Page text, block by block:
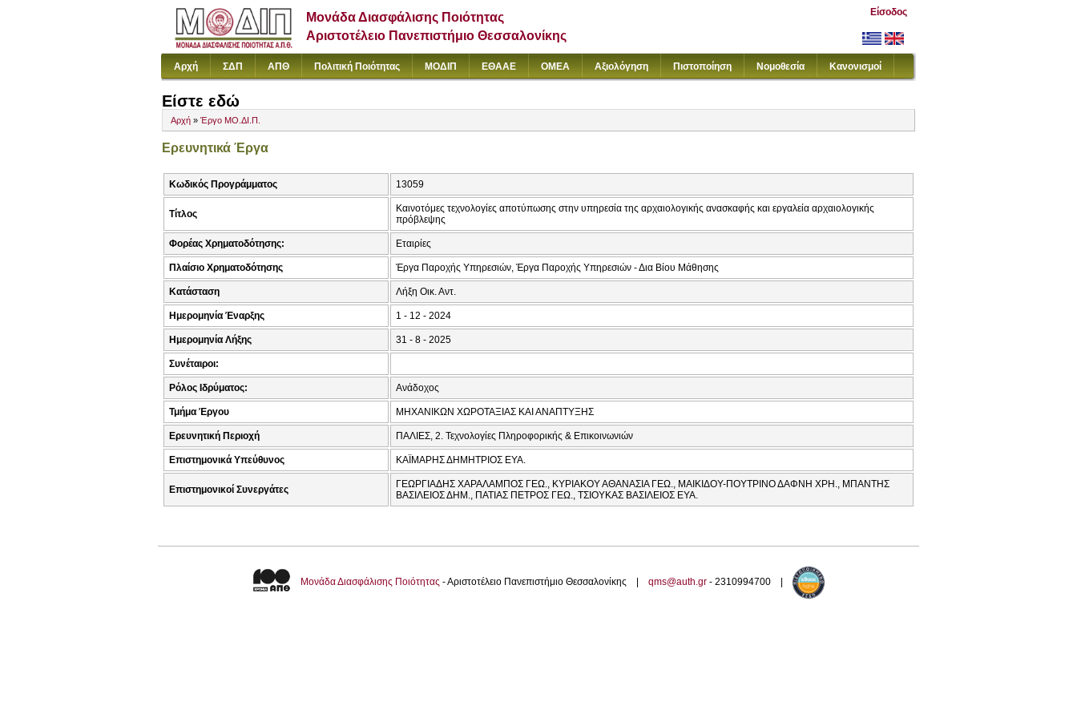
Μονάδα Διασφάλισης Ποιότητας
Αριστοτέλειο Πανεπιστήμιο Θεσσαλονίκης
Είσοδος
Αρχή ΣΔΠ ΑΠΘ Πολιτική Ποιότητας ΜΟΔΙΠ ΕΘΑΑΕ ΟΜΕΑ Αξιολόγηση Πιστοποίηση Νομοθεσία Κανονισμοί
Είστε εδώ
Αρχή » Έργο ΜΟ.ΔΙ.Π.
Ερευνητικά Έργα
Κωδικός Προγράμματος 13059
Τίτλος
Καινοτόμες τεχνολογίες αποτύπωσης στην υπηρεσία της αρχαιολογικής ανασκαφής και εργαλεία αρχαιολογικής
πρόβλεψης
Φορέας Χρηματοδότησης: Εταιρίες
Πλαίσιο Χρηματοδότησης Έργα Παροχής Υπηρεσιών, Έργα Παροχής Υπηρεσιών - Δια Βίου Μάθησης
Κατάσταση Λήξη Οικ. Αντ.
Ημερομηνία Έναρξης 1 - 12 - 2024
Ημερομηνία Λήξης 31 - 8 - 2025
Συνέταιροι:
Ρόλος Ιδρύματος: Ανάδοχος
Τμήμα Έργου ΜΗΧΑΝΙΚΩΝ ΧΩΡΟΤΑΞΙΑΣ ΚΑΙ ΑΝΑΠΤΥΞΗΣ
Ερευνητική Περιοχή ΠΑΛΙΕΣ, 2. Τεχνολογίες Πληροφορικής & Επικοινωνιών
Επιστημονικά Υπεύθυνος ΚΑΪΜΑΡΗΣ ΔΗΜΗΤΡΙΟΣ ΕΥΑ.
Επιστημονικοί Συνεργάτες
ΓΕΩΡΓΙΑΔΗΣ ΧΑΡΑΛΑΜΠΟΣ ΓΕΩ., ΚΥΡΙΑΚΟΥ ΑΘΑΝΑΣΙΑ ΓΕΩ., ΜΑΙΚΙΔΟΥ-ΠΟΥΤΡΙΝΟ ΔΑΦΝΗ ΧΡΗ., ΜΠΑΝΤΗΣ
ΒΑΣΙΛΕΙΟΣ ΔΗΜ., ΠΑΤΙΑΣ ΠΕΤΡΟΣ ΓΕΩ., ΤΣΙΟΥΚΑΣ ΒΑΣΙΛΕΙΟΣ ΕΥΑ.
Μονάδα Διασφάλισης Ποιότητας - Αριστοτέλειο Πανεπιστήμιο Θεσσαλονίκης | qms@auth.gr - 2310994700 |